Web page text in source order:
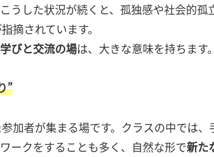
うした状況が続くと、孤独感や社会的孤
摘されています。
びと交流の場は、大きな意味を持ちます。
”
加者が集まる場です。クラスの中では、
ークをすることも多く、自然な形で新た